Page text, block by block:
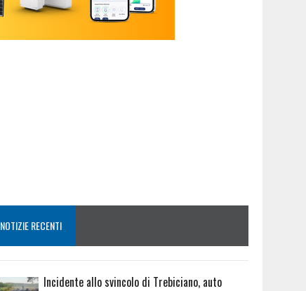
NOTIZIE RECENTI
Incidente allo svincolo di Trebiciano, auto